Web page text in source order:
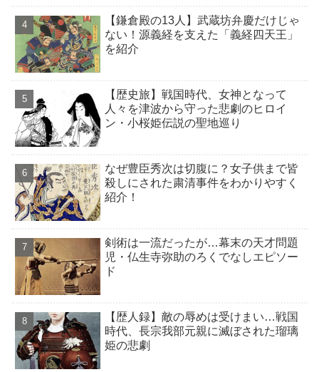
【鎌倉殿の13人】武蔵坊弁慶だけじゃ
ない！源義経を支えた「義経四天王」
を紹介
【歴史旅】戦国時代、女神となって
人々を津波から守った悲劇のヒロイ
ン・小桜姫伝説の聖地巡り
なぜ豊臣秀次は切腹に？女子供まで皆
殺しにされた粛清事件をわかりやすく
紹介！
剣術は一流だったが…幕末の天才問題
児・仏生寺弥助のろくでなしエピソー
ド
【歴人録】敵の辱めは受けまい…戦国
時代、長宗我部元親に滅ぼされた瑠璃
姫の悲劇